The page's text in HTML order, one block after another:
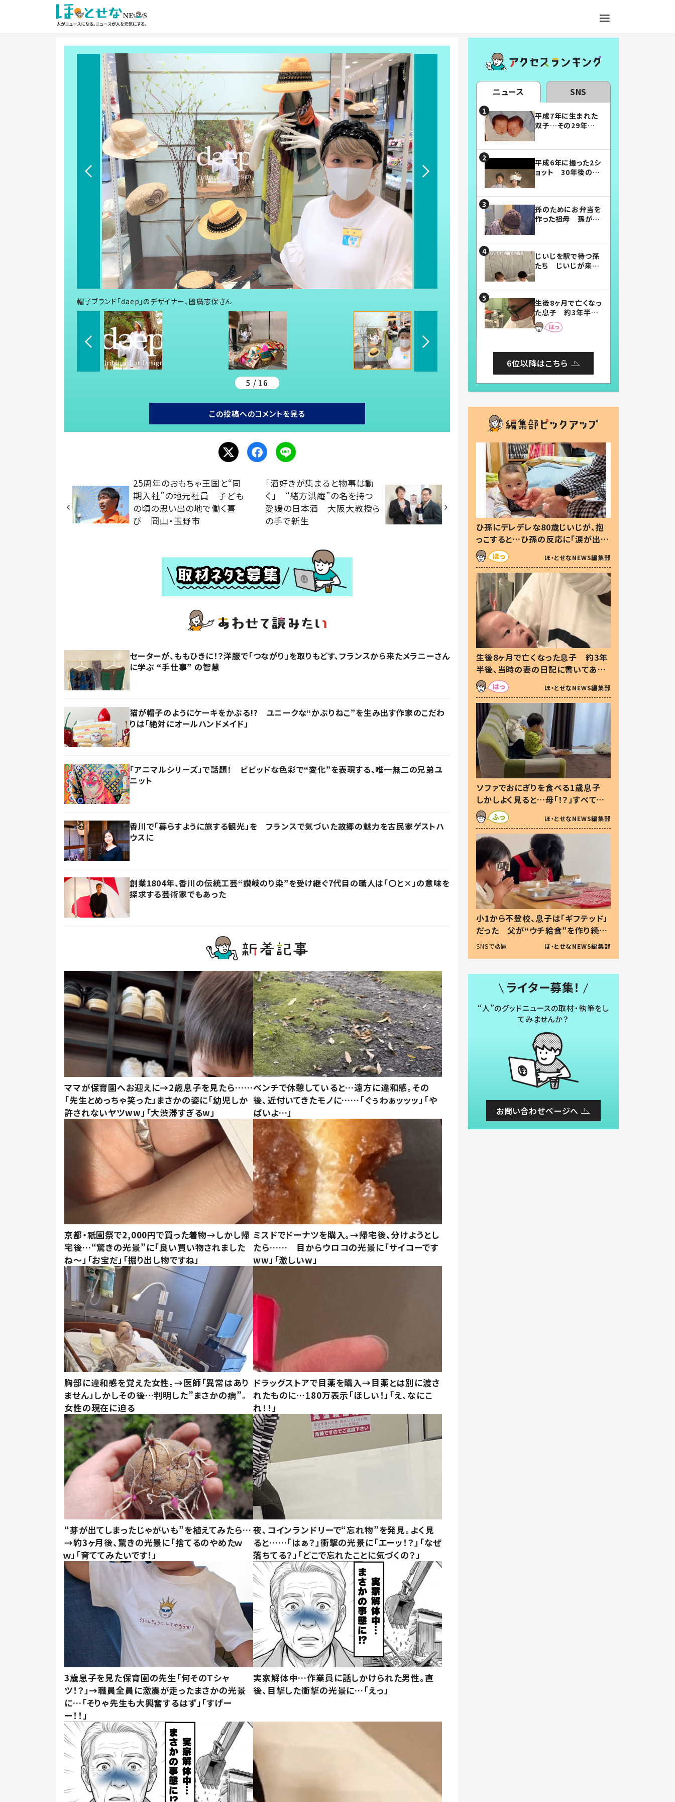
帽子ブランド「daep」のデザイナー、國廣志保さん
5 / 16
この投稿へのコメントを見る
25周年のおもちゃ王国と“同
期入社”の地元社員 子ども
の頃の思い出の地で働く喜
び 岡山・玉野市
「酒好きが集まると物事は動
く」 “緒方洪庵”の名を持つ
愛媛の日本酒 大阪大教授ら
の手で新生
セーターが、ももひきに！？洋服で「つながり」を取りもどす、フランスから来たメラニーさん
に学ぶ “手仕事” の智慧
猫が帽子のようにケーキをかぶる!? ユニークな“かぶりねこ”を生み出す作家のこだわ
りは「絶対にオールハンドメイド」
「アニマルシリーズ」で話題！ ビビッドな色彩で“変化”を表現する、唯一無二の兄弟ユ
ニット
香川で「暮らすように旅する観光」を フランスで気づいた故郷の魅力を古民家ゲストハ
ウスに
創業1804年、香川の伝統工芸“讃岐のり染”を受け継ぐ7代目の職人は「〇と×」の意味を
探求する芸術家でもあった
ママが保育園へお迎えに→2歳息子を見たら……
「先生とめっちゃ笑った」まさかの姿に「幼児しか
許されないヤツww」「大渋滞すぎるw」
ベンチで休憩していると…遠方に違和感。その
後、近付いてきたモノに……「ぐぅわぁッッッ」「や
ばいよ…」
京都・祇園祭で2,000円で買った着物→しかし帰
宅後…“驚きの光景”に「良い買い物されました
ね～」「お宝だ」「掘り出し物ですね」
ミスドでドーナツを購入。→帰宅後、分けようとし
たら…… 目からウロコの光景に「サイコーです
ww」「激しいw」
胸部に違和感を覚えた女性。→医師「異常はあり
ません」しかしその後…判明した”まさかの病”。
女性の現在に迫る
ドラッグストアで目薬を購入→目薬とは別に渡さ
れたものに…180万表示「ほしい！」「え、なにこ
れ！！」
“芽が出てしまったじゃがいも”を植えてみたら…
→約3ヶ月後、驚きの光景に「捨てるのやめたｗ
ｗ」「育ててみたいです！」
夜、コインランドリーで“忘れ物”を発見。よく見
ると……「はぁ？」衝撃の光景に「エーッ！？」「なぜ
落ちてる？」「どこで忘れたことに気づくの？」
3歳息子を見た保育園の先生「何そのTシャ
ツ！？」→職員全員に激震が走ったまさかの光景
に…「そりゃ先生も大興奮するはず」「すげー
ー！！」
実家解体中…作業員に話しかけられた男性。直
後、目撃した衝撃の光景に…「えっ」
ニュース SNS
平成7年に生まれた
双子…その29年後
平成6年に撮った2シ
ョット 30年後の姿
孫のためにお弁当を
作った祖母 孫が絶
じいじを駅で待つ孫
たち じいじが来た
まらない」「幸せにな
れる」
生後8ヶ月で亡くなっ
た息子 約3年半
後、当時の妻の日記
に書いてあった本音
6位以降はこちら
ひ孫にデレデレな80歳じいじが、抱
っこすると…ひ孫の反応に「涙が出ま
した」「可愛くて仕方ない」
ほ・とせなNEWS編集部
生後8ヶ月で亡くなった息子 約3年
半後、当時の妻の日記に書いてあっ
た本音とは
ほ・とせなNEWS編集部
ソファでおにぎりを食べる1歳息子
しかしよく見ると…母「！？」すべてを
察した母の投稿に「可愛いから許
す！」「現行犯〜」
ほ・とせなNEWS編集部
小1から不登校、息子は「ギフテッド」
だった 父が“ウチ給食”を作り続け
る理由とは #令和の親 #令和の子
SNSで話題 ほ・とせなNEWS編集部
ライター募集！
“人”のグッドニュースの取材・執筆をし
てみませんか？
お問い合わせページへ